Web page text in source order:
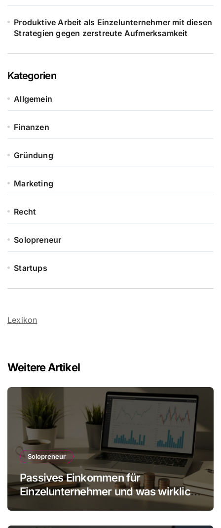
Produktive Arbeit als Einzelunternehmer mit diesen
Strategien gegen zerstreute Aufmerksamkeit
Kategorien
Allgemein
Finanzen
Gründung
Marketing
Recht
Solopreneur
Startups
Lexikon
Weitere Artikel
Solopreneur
Passives Einkommen für
Einzelunternehmer und was wirklich